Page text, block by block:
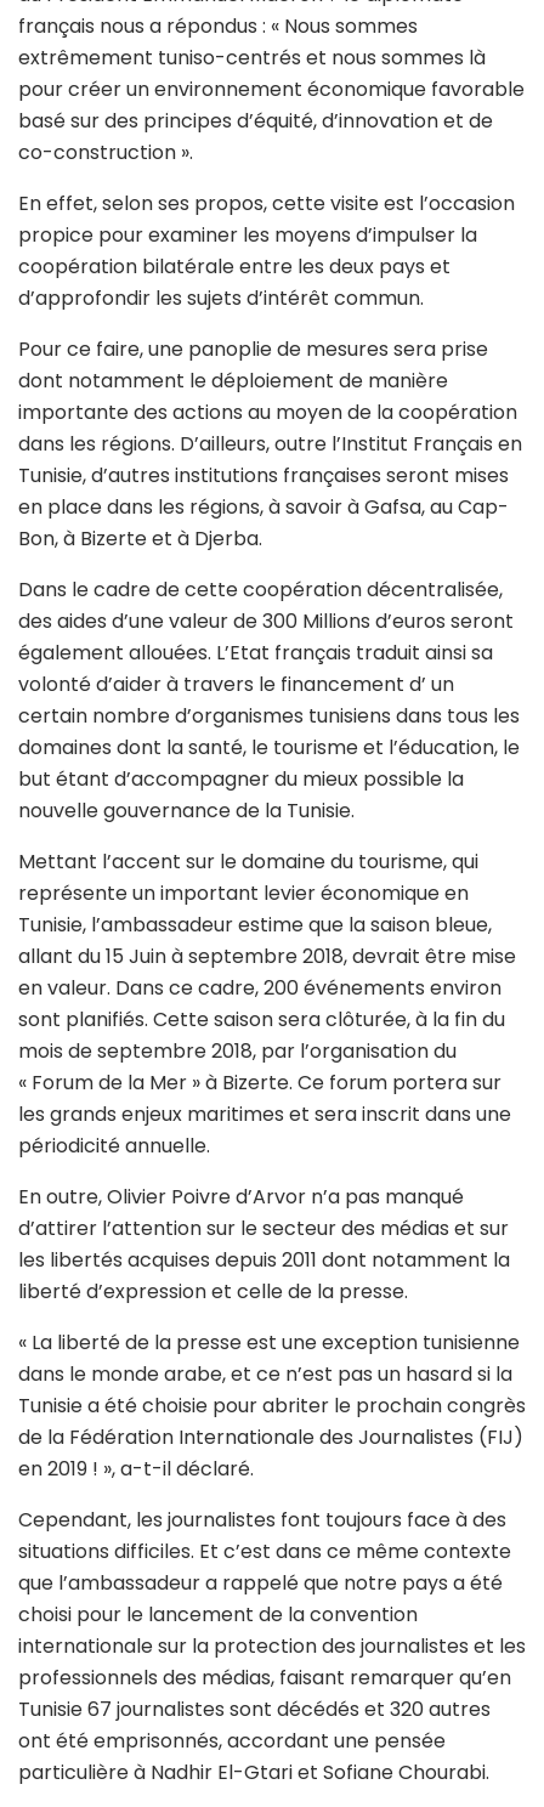
français nous a répondus : « Nous sommes
extrêmement tuniso-centrés et nous sommes là
pour créer un environnement économique favorable
basé sur des principes d’équité, d’innovation et de
co-construction ».
En effet, selon ses propos, cette visite est l’occasion
propice pour examiner les moyens d’impulser la
coopération bilatérale entre les deux pays et
d’approfondir les sujets d’intérêt commun.
Pour ce faire, une panoplie de mesures sera prise
dont notamment le déploiement de manière
importante des actions au moyen de la coopération
dans les régions. D’ailleurs, outre l’Institut Français en
Tunisie, d’autres institutions françaises seront mises
en place dans les régions, à savoir à Gafsa, au Cap-
Bon, à Bizerte et à Djerba.
Dans le cadre de cette coopération décentralisée,
des aides d’une valeur de 300 Millions d’euros seront
également allouées. L’Etat français traduit ainsi sa
volonté d’aider à travers le financement d’ un
certain nombre d’organismes tunisiens dans tous les
domaines dont la santé, le tourisme et l’éducation, le
but étant d’accompagner du mieux possible la
nouvelle gouvernance de la Tunisie.
Mettant l’accent sur le domaine du tourisme, qui
représente un important levier économique en
Tunisie, l’ambassadeur estime que la saison bleue,
allant du 15 Juin à septembre 2018, devrait être mise
en valeur. Dans ce cadre, 200 événements environ
sont planifiés. Cette saison sera clôturée, à la fin du
mois de septembre 2018, par l’organisation du
« Forum de la Mer » à Bizerte. Ce forum portera sur
les grands enjeux maritimes et sera inscrit dans une
périodicité annuelle.
En outre, Olivier Poivre d’Arvor n’a pas manqué
d’attirer l’attention sur le secteur des médias et sur
les libertés acquises depuis 2011 dont notamment la
liberté d’expression et celle de la presse.
« La liberté de la presse est une exception tunisienne
dans le monde arabe, et ce n’est pas un hasard si la
Tunisie a été choisie pour abriter le prochain congrès
de la Fédération Internationale des Journalistes (FIJ)
en 2019 ! », a-t-il déclaré.
Cependant, les journalistes font toujours face à des
situations difficiles. Et c’est dans ce même contexte
que l’ambassadeur a rappelé que notre pays a été
choisi pour le lancement de la convention
internationale sur la protection des journalistes et les
professionnels des médias, faisant remarquer qu’en
Tunisie 67 journalistes sont décédés et 320 autres
ont été emprisonnés, accordant une pensée
particulière à Nadhir El-Gtari et Sofiane Chourabi.